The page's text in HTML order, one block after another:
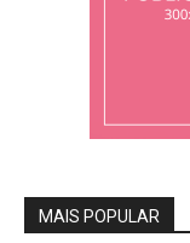
MAIS POPULAR